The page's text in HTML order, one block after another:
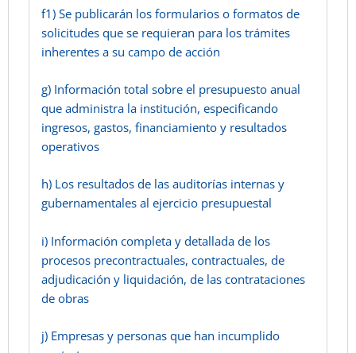
f1) Se publicarán los formularios o formatos de
solicitudes que se requieran para los trámites
inherentes a su campo de acción
g) Información total sobre el presupuesto anual
que administra la institución, especificando
ingresos, gastos, financiamiento y resultados
operativos
h) Los resultados de las auditorías internas y
gubernamentales al ejercicio presupuestal
i) Información completa y detallada de los
procesos precontractuales, contractuales, de
adjudicación y liquidación, de las contrataciones
de obras
j) Empresas y personas que han incumplido